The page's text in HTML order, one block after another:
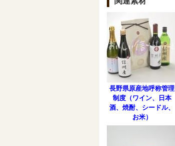
長野県原産地呼称管理
制度（ワイン、日本
酒、焼酎、シードル、
お米）